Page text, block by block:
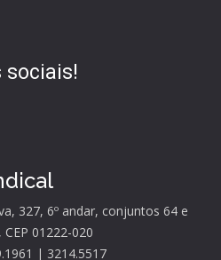
sociais!
327, 6º andar, conjuntos 64 e
01222-020
| 3214.5517